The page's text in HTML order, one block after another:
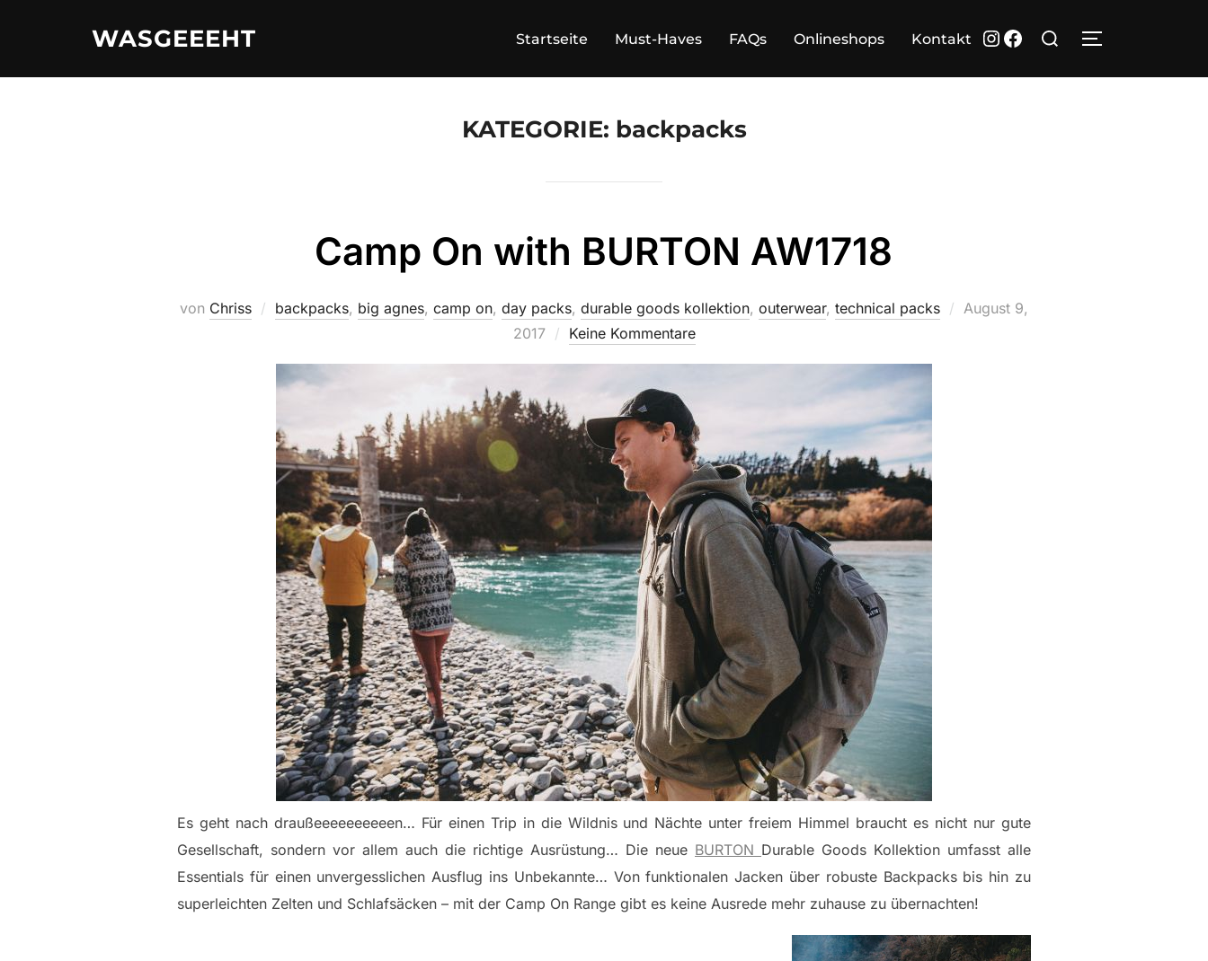
WASGEEEHT Startseite Must-Haves FAQs Onlineshops Kontakt Instagram
Facebook
Suchen
KATEGORIE: backpacks
Camp On with BURTON AW1718
von Chriss backpacks, big agnes, camp on, day packs, durable goods kollektion, outerwear, technical packs
Veröffentlicht
August 9,
2017
Keine Kommentare
Es geht nach draußeeeeeeeeeen… Für einen Trip in die Wildnis und Nächte unter freiem Himmel braucht es nicht nur gute
Gesellschaft, sondern vor allem auch die richtige Ausrüstung… Die neue BURTON Durable Goods Kollektion umfasst alle
Essentials für einen unvergesslichen Ausflug ins Unbekannte… Von funktionalen Jacken über robuste Backpacks bis hin zu
superleichten Zelten und Schlafsäcken – mit der Camp On Range gibt es keine Ausrede mehr zuhause zu übernachten!